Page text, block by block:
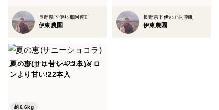
長野県下伊那郡阿南町
伊東農園
長野県下伊那郡阿南町
伊東農園
夏の恵(サニーショコラ)メロ
ンより甘い!22本入
約6.6kg